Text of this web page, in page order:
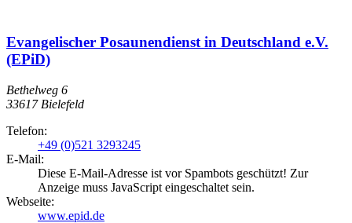
Evangelischer Posaunendienst in Deutschland e.V.
(EPiD)
Bethelweg 6
33617 Bielefeld
Telefon:
+49 (0)521 3293245
E-Mail:
Diese E-Mail-Adresse ist vor Spambots geschützt! Zur
Anzeige muss JavaScript eingeschaltet sein.
Webseite:
www.epid.de